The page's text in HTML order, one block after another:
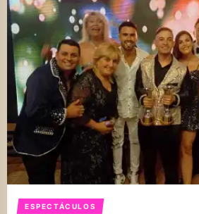
ESPECTÁCULOS